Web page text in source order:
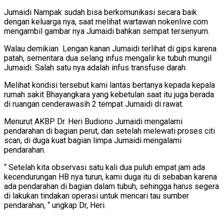
Jumaidi Nampak sudah bisa berkomunikasi secara baik
dengan keluarga nya, saat melihat wartawan nokenlive.com
mengambil gambar nya Jumaidi bahkan sempat tersenyum.
Walau demikian Lengan kanan Jumaidi terlihat di gips karena
patah, sementara dua selang infus mengalir ke tubuh mungil
Jumaidi. Salah satu nya adalah infus transfuse darah.
Melihat kondisi tersebut kami lantas bertanya kepada kepala
rumah sakit Bhayangkara yang kebetulan saat itu juga berada
di ruangan cenderawasih 2 tempat Jumaidi di rawat.
Menurut AKBP Dr. Heri Budiono Jumaidi mengalami
pendarahan di bagian perut, dan setelah melewati proses citi
scan, di duga kuat bagian limpa Jumaidi mengalami
pendarahan.
“ Setelah kita observasi satu kali dua puluh empat jam ada
kecendurungan HB nya turun, kami duga itu di sebaban karena
ada pendarahan di bagian dalam tubuh, sehingga harus segera
di lakukan tindakan operasi untuk mencari tau sumber
pendarahan, “ ungkap Dr, Heri.